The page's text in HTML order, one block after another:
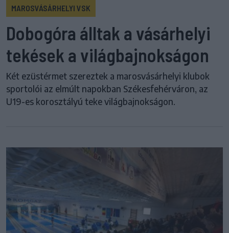
MAROSVÁSÁRHELYI VSK
Dobogóra álltak a vásárhelyi
tekések a világbajnokságon
Két ezüstérmet szereztek a marosvásárhelyi klubok
sportolói az elmúlt napokban Székesfehérváron, az
U19-es korosztályú teke világbajnokságon.